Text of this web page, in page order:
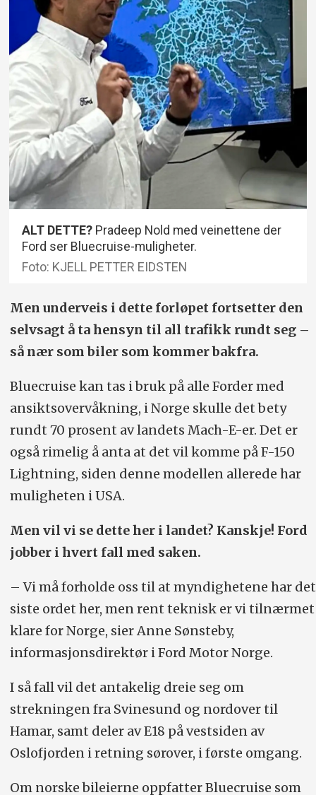
ALT DETTE? Pradeep Nold med veinettene der
Ford ser Bluecruise-muligheter.
Foto: KJELL PETTER EIDSTEN
Men underveis i dette forløpet fortsetter den
selvsagt å ta hensyn til all trafikk rundt seg –
så nær som biler som kommer bakfra.
Bluecruise kan tas i bruk på alle Forder med
ansikts­overvåkning, i Norge skulle det bety
rundt 70 prosent av landets Mach-E-er. Det er
også rimelig å anta at det vil komme på F-150
Lightning, siden denne modellen allerede har
muligheten i USA.
Men vil vi se dette her i landet? Kanskje! Ford
jobber i hvert fall med saken.
– Vi må forholde oss til at myndighetene har det
siste ordet her, men rent teknisk er vi tilnærmet
klare for Norge, sier Anne Sønsteby,
informasjonsdirektør i Ford Motor Norge.
I så fall vil det antakelig dreie seg om
strekningen fra Svinesund og nordover til
Hamar, samt deler av E18 på vestsiden av
Oslofjorden i retning sørover, i første omgang.
Om norske bileierne oppfatter Bluecruise som